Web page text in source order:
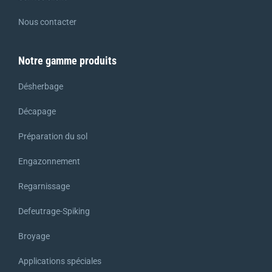
Nous contacter
Notre gamme produits
Désherbage
Décapage
Préparation du sol
Engazonnement
Regarnissage
Defeutrage-Spiking
Broyage
Applications spéciales